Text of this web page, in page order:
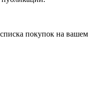
покупок на вашем